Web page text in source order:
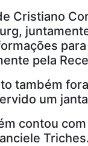
Cristiano
pela
também
um
contou